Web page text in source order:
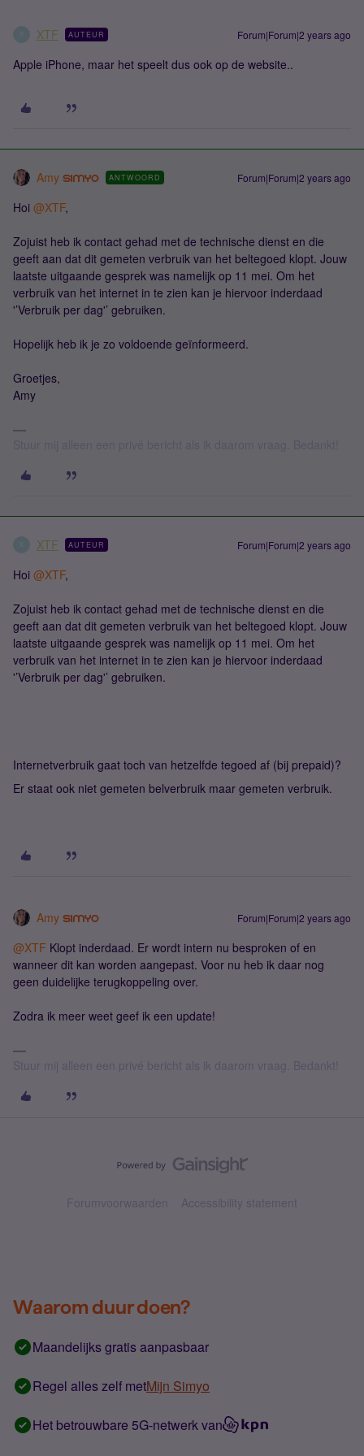
XTF AUTEUR Forum|Forum|2 years ago
Apple iPhone, maar het speelt dus ook op de website..
Amy ANTWOORD Forum|Forum|2 years ago
Hoi @XTF,
Zojuist heb ik contact gehad met de technische dienst en die
geeft aan dat dit gemeten verbruik van het beltegoed klopt. Jouw
laatste uitgaande gesprek was namelijk op 11 mei. Om het
verbruik van het internet in te zien kan je hiervoor inderdaad
'’Verbruik per dag'’ gebruiken.
Hopelijk heb ik je zo voldoende geïnformeerd.
Groetjes,
Amy
XTF AUTEUR Forum|Forum|2 years ago
Hoi @XTF,
Zojuist heb ik contact gehad met de technische dienst en die
geeft aan dat dit gemeten verbruik van het beltegoed klopt. Jouw
laatste uitgaande gesprek was namelijk op 11 mei. Om het
verbruik van het internet in te zien kan je hiervoor inderdaad
'’Verbruik per dag'’ gebruiken.
Internetverbruik gaat toch van hetzelfde tegoed af (bij prepaid)?
Er staat ook niet gemeten belverbruik maar gemeten verbruik.
Amy Forum|Forum|2 years ago
@XTF Klopt inderdaad. Er wordt intern nu besproken of en
wanneer dit kan worden aangepast. Voor nu heb ik daar nog
geen duidelijke terugkoppeling over.
Zodra ik meer weet geef ik een update!
Stuur mij alleen een privé bericht als ik daarom vraag. Bedankt!
Forumvoorwaarden Accessibility statement
Waarom duur doen?
Maandelijks gratis aanpasbaar
Regel alles zelf metMijn Simyo
Het betrouwbare 5G-netwerk van